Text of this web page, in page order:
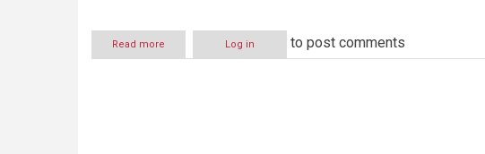
Read more
Bertelsen-
Log in to post comments